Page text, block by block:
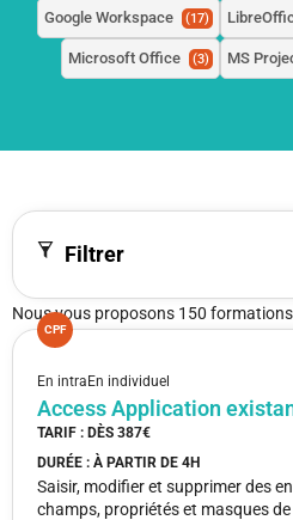
Google Workspace (17)
Microsoft Office (3) MS
Filtrer
Nous vous proposons 150 formations
CPF
En intraEn individuel
Access Application
TARIF : DÈS 387€
DURÉE : À PARTIR DE 4H
Saisir, modifier et supprimer des
champs, propriétés et masques